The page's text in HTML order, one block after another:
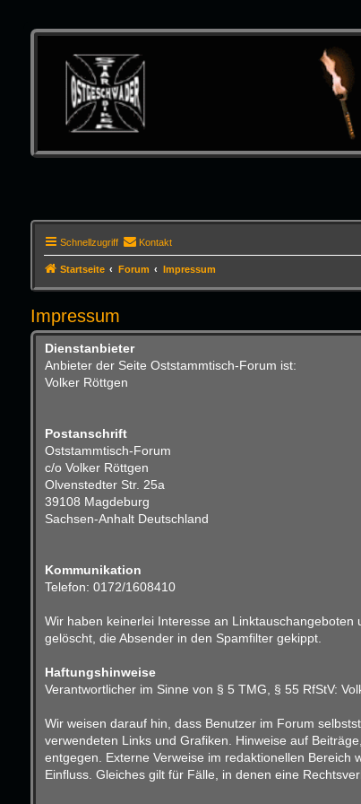
Schnellzugriff Kontakt
Startseite Forum Impressum
Impressum
Dienstanbieter
Anbieter der Seite Oststammtisch-Forum ist:
Volker Röttgen
Postanschrift
Oststammtisch-Forum
c/o Volker Röttgen
Olvenstedter Str. 25a
39108 Magdeburg
Sachsen-Anhalt Deutschland
Kommunikation
Telefon: 0172/1608410
Wir haben keinerlei Interesse an
gelöscht, die Absender in den Spamfilter gekippt.
Haftungshinweise
Verantwortlicher im Sinne von § 5 TMG, § 55 RfStV:
Wir weisen darauf hin, dass Benutzer im Forum
verwendeten Links und Grafiken. Hinweise auf
entgegen. Externe Verweise im redaktionellen
Einfluss. Gleiches gilt für Fälle, in denen eine